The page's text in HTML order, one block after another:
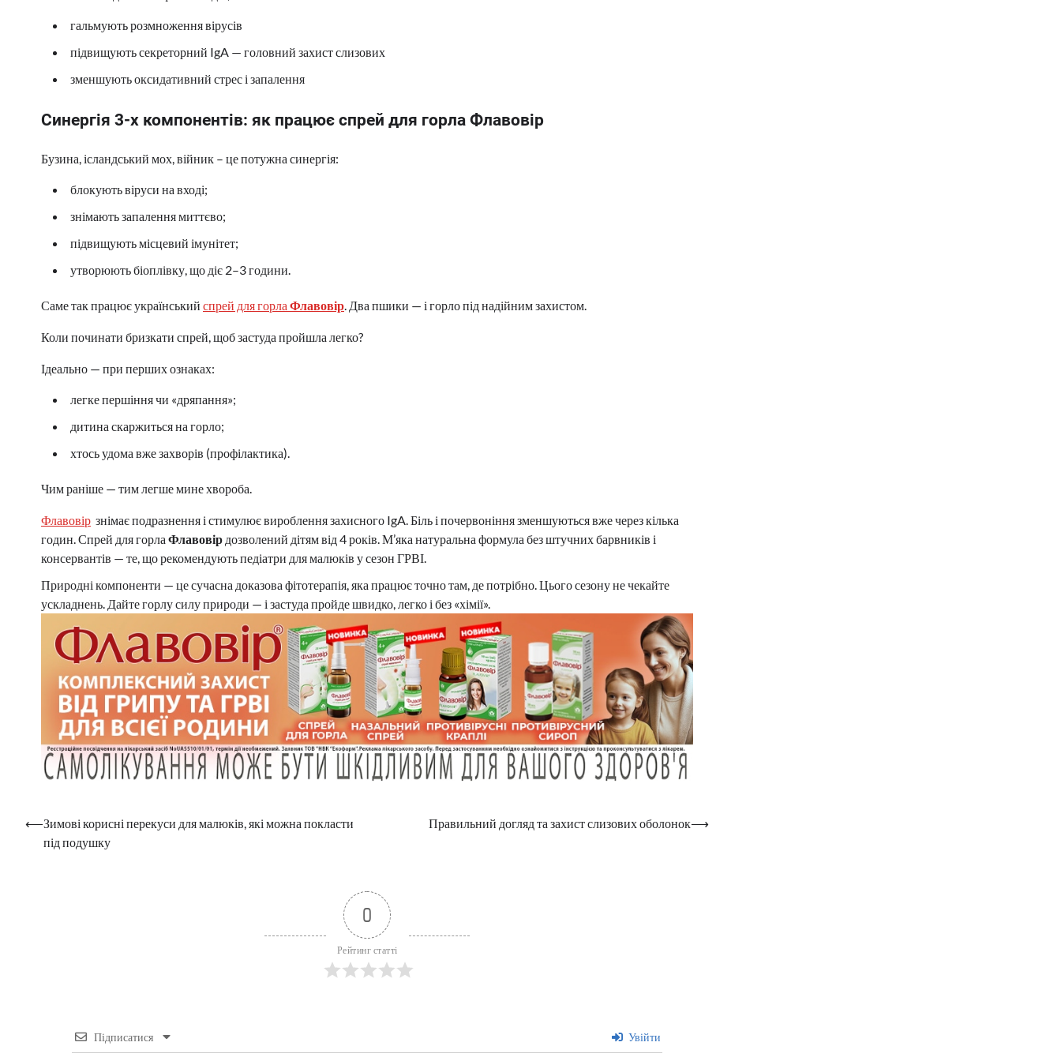
гальмують розмноження вірусів
підвищують секреторний IgA — головний захист слизових
зменшують оксидативний стрес і запалення
Синергія 3-х компонентів: як працює спрей для горла Флавовір
Бузина, ісландський мох, війник – це потужна синергія:
блокують віруси на вході;
знімають запалення миттєво;
підвищують місцевий імунітет;
утворюють біоплівку, що діє 2–3 години.
Саме так працює український спрей для горла Флавовір. Два пшики — і горло під надійним захистом.
Коли починати бризкати спрей, щоб застуда пройшла легко?
Ідеально — при перших ознаках:
легке першіння чи «дряпання»;
дитина скаржиться на горло;
хтось удома вже захворів (профілактика).
Чим раніше — тим легше мине хвороба.
Флавовір знімає подразнення і стимулює вироблення захисного IgA. Біль і почервоніння зменшуються вже через кілька
годин. Спрей для горла Флавовір дозволений дітям від 4 років. М’яка натуральна формула без штучних барвників і
консервантів — те, що рекомендують педіатри для малюків у сезон ГРВІ.
Природні компоненти — це сучасна доказова фітотерапія, яка працює точно там, де потрібно. Цього сезону не чекайте
ускладнень. Дайте горлу силу природи — і застуда пройде швидко, легко і без «хімії».
Навігація
записів
⟵Зимові корисні перекуси для малюків, які можна покласти
під подушку
Правильний догляд та захист слизових оболонок⟶
0
Рейтинг статті
Підписатися Увійти